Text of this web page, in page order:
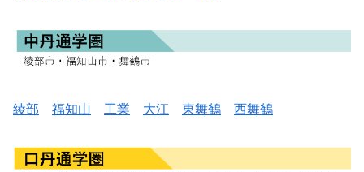
綾部 福知山 工業 大江 東舞鶴 西舞鶴